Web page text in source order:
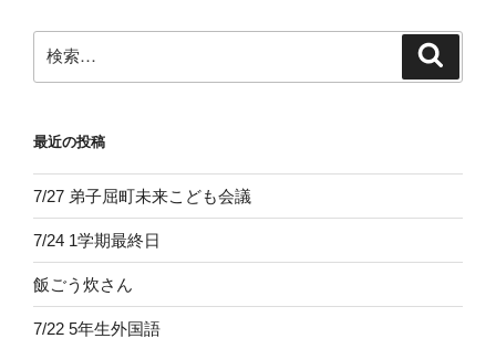
ン
索:
最近の投稿
7/27 弟子屈町未来こども会議
7/24 1学期最終日
飯ごう炊さん
7/22 5年生外国語